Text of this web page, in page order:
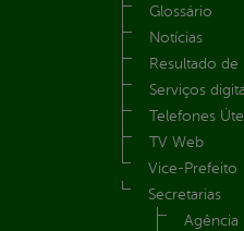
Glossário
Notícias
Resultado de
Serviços
Telefones
TV Web
Vice-Prefeito
Secretarias
Agência